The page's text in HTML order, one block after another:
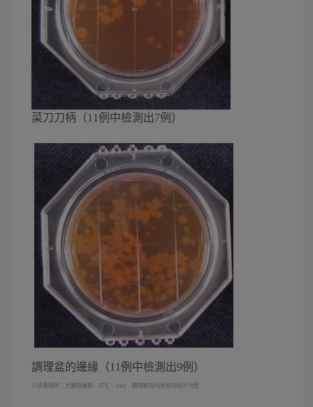
菜刀刀柄（11例中檢測出7例）
調理盆的邊緣（11例中檢測出9例）
※培養條件：大腸桿菌群、37℃、1day 選擇較具代表性的照片刊登